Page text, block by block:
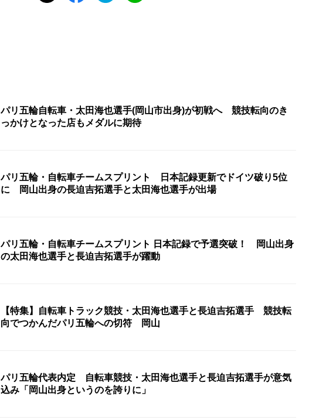
パリ五輪自転車・太田海也選手(岡山市出身)が初戦へ 競技転向のき
っかけとなった店もメダルに期待
パリ五輪・自転車チームスプリント 日本記録更新でドイツ破り5位
に 岡山出身の長迫吉拓選手と太田海也選手が出場
パリ五輪・自転車チームスプリント 日本記録で予選突破！ 岡山出身
の太田海也選手と長迫吉拓選手が躍動
【特集】自転車トラック競技・太田海也選手と長迫吉拓選手 競技転
向でつかんだパリ五輪への切符 岡山
パリ五輪代表内定 自転車競技・太田海也選手と長迫吉拓選手が意気
込み「岡山出身というのを誇りに」